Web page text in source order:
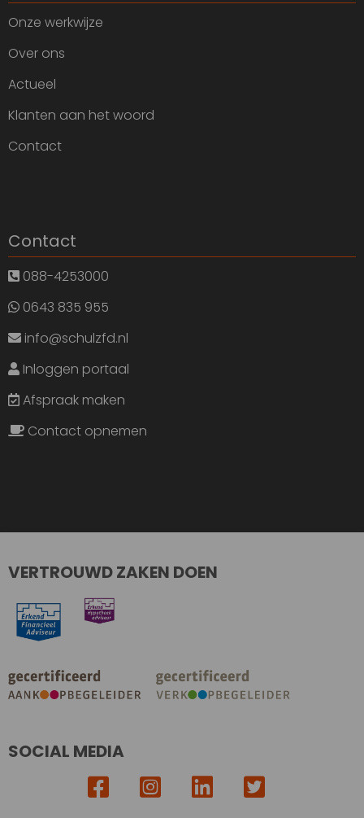
Onze werkwijze
Over ons
Actueel
Klanten aan het woord
Contact
Contact
088-4253000
0643 835 955
info@schulzfd.nl
Inloggen portaal
Afspraak maken
Contact opnemen
VERTROUWD ZAKEN DOEN
SOCIAL MEDIA